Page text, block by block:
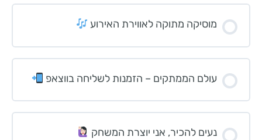
מוסיקה מתוקה לאווירת האירוע
עולם הממתקים – הזמנות לשליחה בווצאפ
נעים להכיר, אני יוצרת המשחק